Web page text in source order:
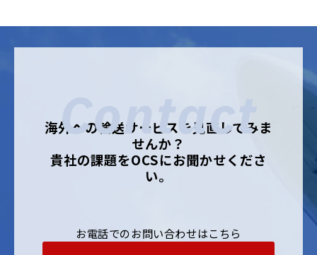
Contact
海外への輸送サービスを見直してみま
せんか？
貴社の課題をOCSにお聞かせくださ
い。
お電話でのお問い合わせはこちら